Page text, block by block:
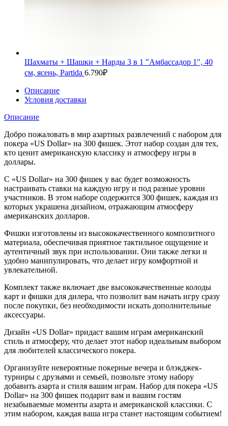
Шахматы + Шашки + Нарды 3 в 1 "Амбассадор 1", 40
см, ясень, Partida 6.790₽
Описание
Условия доставки
Описание
Добро пожаловать в мир азартных развлечений с набором для
покера «US Dollar» на 300 фишек. Этот набор создан для тех,
кто ценит американскую классику и атмосферу игры в
доллары.
С «US Dollar» на 300 фишек у вас будет возможность
настраивать ставки на каждую игру и под разные уровни
участников. В этом наборе содержится 300 фишек, каждая из
которых украшена дизайном, отражающим атмосферу
американских долларов.
Фишки изготовлены из высококачественного композитного
материала, обеспечивая приятное тактильное ощущение и
аутентичный звук при использовании. Они также легки и
удобно манипулировать, что делает игру комфортной и
увлекательной.
Комплект также включает две высококачественные колоды
карт и фишки для дилера, что позволит вам начать игру сразу
после покупки, без необходимости искать дополнительные
аксессуары.
Дизайн «US Dollar» придаст вашим играм американский
стиль и атмосферу, что делает этот набор идеальным выбором
для любителей классического покера.
Организуйте невероятные покерные вечера и блэкджек-
турниры с друзьями и семьей, позвольте этому набору
добавить азарта и стиля вашим играм. Набор для покера «US
Dollar» на 300 фишек подарит вам и вашим гостям
незабываемые моменты азарта и американской классики. С
этим набором, каждая ваша игра станет настоящим событием!